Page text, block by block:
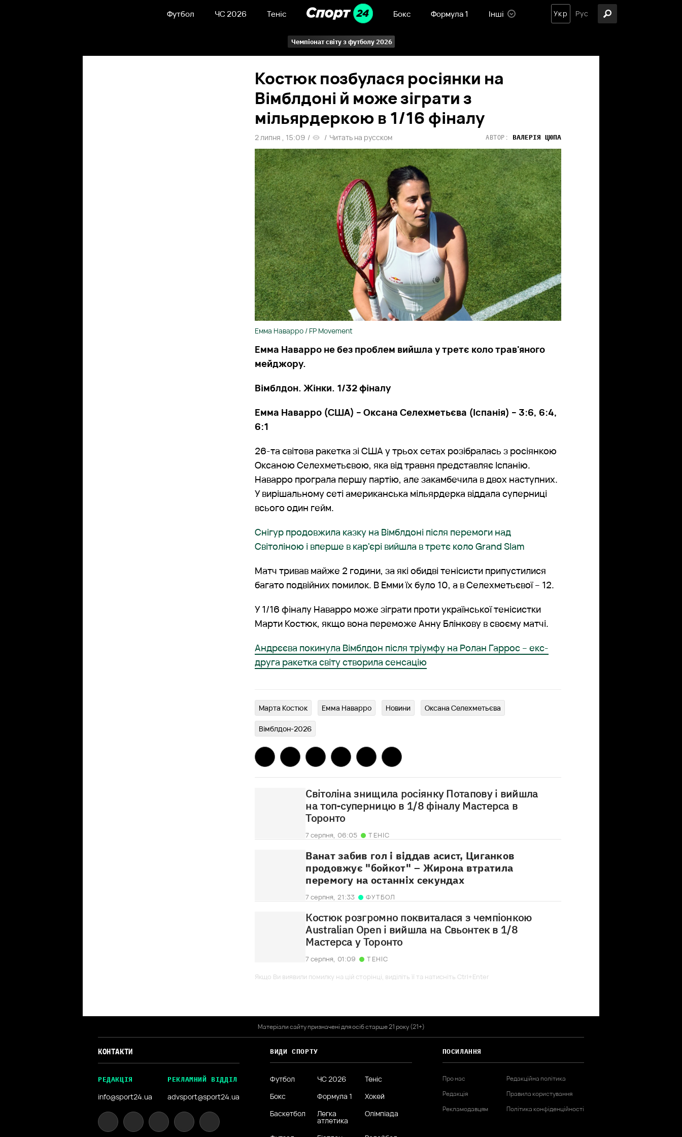
Футбол ЧС 2026 Теніс Бокс Формула 1 Інші Укр Рус
Чемпіонат світу з футболу 2026
Костюк позбулася росіянки на
Вімблдоні й може зіграти з
мільярдеркою в 1/16 фіналу
2 липня , 15:09 / / Читать на русском АВТОР: ВАЛЕРІЯ ЦЮПА
Емма Наварро / FP Movement
Емма Наварро не без проблем вийшла у третє коло трав'яного
мейджору.
Вімблдон. Жінки. 1/32 фіналу
Емма Наварро (США) – Оксана Селехметьєва (Іспанія) – 3:6, 6:4,
6:1
26-та світова ракетка зі США у трьох сетах розібралась з росіянкою
Оксаною Селехметьєвою, яка від травня представляє Іспанію.
Наварро програла першу партію, але закамбечила в двох наступних.
У вирішальному сеті американська мільярдерка віддала суперниці
всього один гейм.
Снігур продовжила казку на Вімблдоні після перемоги над
Світоліною і вперше в кар'єрі вийшла в третє коло Grand Slam
Матч тривав майже 2 години, за які обидві тенісисти припустилися
багато подвійних помилок. В Емми їх було 10, а в Селехметьєвої – 12.
У 1/16 фіналу Наварро може зіграти проти української тенісистки
Марти Костюк, якщо вона переможе Анну Блінкову в своєму матчі.
Андрєєва покинула Вімблдон після тріумфу на Ролан Гаррос – екс-
друга ракетка світу створила сенсацію
Марта Костюк Емма Наварро Новини Оксана Селехметьєва
Вімблдон-2026
Світоліна знищила росіянку Потапову і вийшла
на топ-суперницю в 1/8 фіналу Мастерса в
Торонто
7 серпня, 06:05 ТЕНІС
Ванат забив гол і віддав асист, Циганков
продовжує "бойкот" – Жирона втратила
перемогу на останніх секундах
7 серпня, 21:33 ФУТБОЛ
Костюк розгромно поквиталася з чемпіонкою
Australian Open і вийшла на Свьонтек в 1/8
Мастерса у Торонто
7 серпня, 01:09
ТЕНІС
Якщо Ви виявили помилку на цій сторінці, виділіть її та натисніть Ctrl+Enter
Матеріали сайту призначені для осіб старше 21 року (21+)
КОНТАКТИ
РЕДАКЦІЯ
info@sport24.ua
РЕКЛАМНИЙ ВІДДІЛ
advsport@sport24.ua
ВИДИ СПОРТУ
Футбол ЧС 2026
Теніс
Бокс
Формула 1
Хокей
Баскетбол
Легка
атлетика
Олімпіада
ПОСИЛАННЯ
Про нас
Редакція
Рекламодавцям
Редакційна політика
Правила користування
Політика конфіденційності